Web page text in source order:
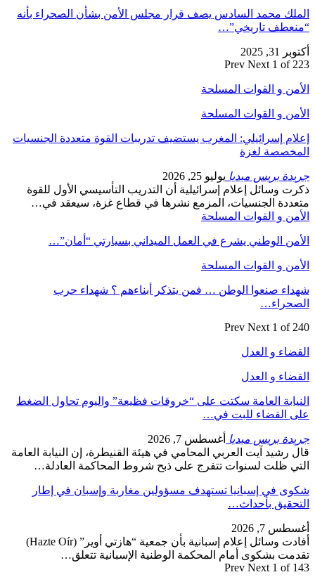
محمد السادس يصف قرار مجلس الأمن بشأن الصحراء بأنه
تاريخي”…
31, 2025
PrevNext1 of
و القوات المسلحة
و القوات المسلحة
إسرائيلي: المغرب يستضيف تدريبات القوة متعددة الجنسيات
لغزة
بريس ميديايوليو 25, 2026
وسائل إعلام إسرائيلية أن التدريب التأسيسي الأول للقوة
الجنسيات، المزمع نشرها في قطاع غزة، سيعقد في…
و القوات المسلحة
الوطني يشرع في العمل الميداني بسيارتي “أمان”…
و القوات المسلحة
صنعوا الوطن … فمن يتذكر أبناءهم ؟ شهداء حرب
PrevNext1 of
و العدل
و العدل
العامة سكتت على “خروقات فظيعة” واليوم تحاول الضغط
القضاء للبت في…
بريس ميدياأغسطس 7, 2026
رشيد آيت العربي المحامي في هيئة القنيطرة، إن النيابة العامة
ظلت لسنوات تتفرج على ذبح شروط المحاكمة العادلة…
في إسبانيا تستهدف مسؤولين مغاربة وإسبان في إطار
بأحداث…
7, 2026
أفادت وسائل إعلام إسبانية بأن جمعية “هازتي أوير” (Hazte Oír)
بشكوى أمام المحكمة الوطنية الإسبانية تتعلق…
PrevNext1 of